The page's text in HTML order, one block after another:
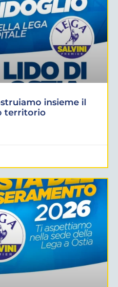
insieme il
territorio